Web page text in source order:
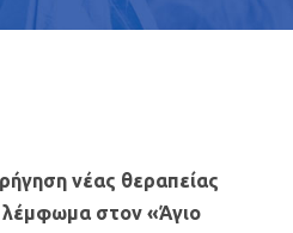
νέας θεραπείας
λέμφωμα στον «Άγιο